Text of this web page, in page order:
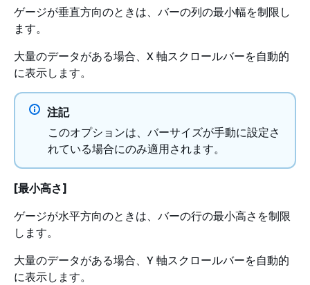
ゲージが垂直方向のときは、バーの列の最小幅を制限し
ます。
大量のデータがある場合、X 軸スクロールバーを自動的
に表示します。
注記
このオプションは、バーサイズが手動に設定さ
れている場合にのみ適用されます。
[最小高さ]
ゲージが水平方向のときは、バーの行の最小高さを制限
します。
大量のデータがある場合、Y 軸スクロールバーを自動的
に表示します。